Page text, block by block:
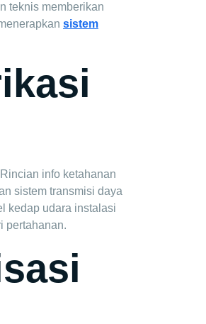
teknis memberikan
sistem
info ketahanan
sistem transmisi daya
kedap udara instalasi
pertahanan.